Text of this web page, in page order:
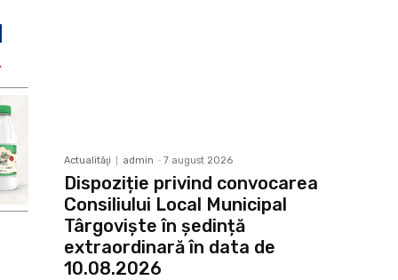
Actualităţi admin - 7 august 2026
Dispoziție privind convocarea
Consiliului Local Municipal
Târgoviște în ședință
extraordinară în data de
10.08.2026